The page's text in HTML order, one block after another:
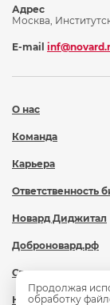
О нас
Команда
Карьера
Ответственность
Новард Диджитал
Доброновард.рф
Статьи
Новости
Адрес
Москва,
E-mail
Продолжая
обработку